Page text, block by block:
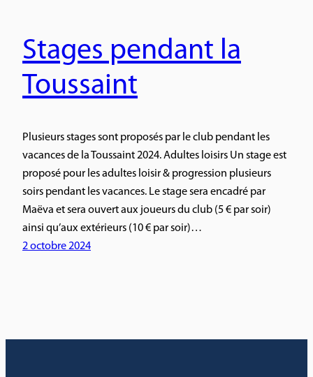
Stages pendant la
Toussaint
Plusieurs stages sont proposés par le club pendant les
vacances de la Toussaint 2024. Adultes loisirs Un stage est
proposé pour les adultes loisir & progression plusieurs
soirs pendant les vacances. Le stage sera encadré par
Maëva et sera ouvert aux joueurs du club (5 € par soir)
ainsi qu’aux extérieurs (10 € par soir)…
2 octobre 2024